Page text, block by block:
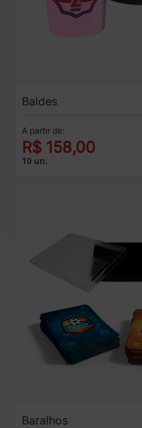
Baldes
A partir de:
R$ 158,00
10 un.
Baralhos